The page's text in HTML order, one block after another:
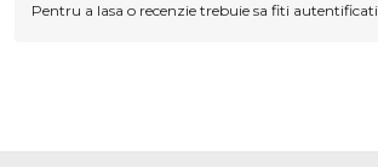
Pentru a lasa o recenzie trebuie sa fiti autentificati